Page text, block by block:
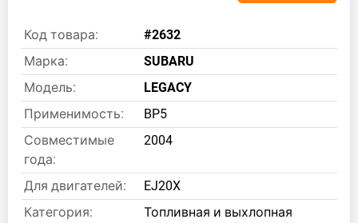
Код товара:
#2632
Марка:
SUBARU
Модель:
LEGACY
Применимость:
BP5
Совместимые
года:
2004
Для двигателей:
EJ20X
Категория:
Топливная и выхлопная